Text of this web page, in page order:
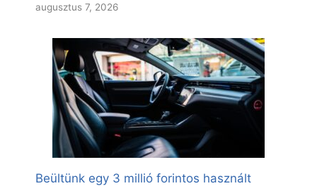
augusztus 7, 2026
Beültünk egy 3 millió forintos használt